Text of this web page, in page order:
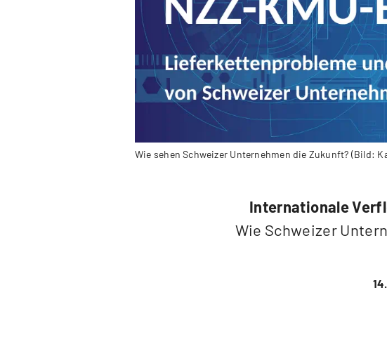
Wie sehen Schweizer Unternehmen die Zukunft? (Bild:
Internationale
Wie Schweizer